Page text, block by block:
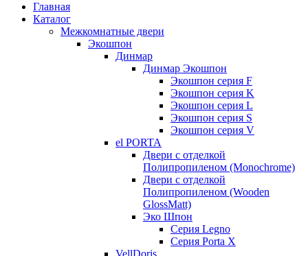
Главная
Каталог
Межкомнатные двери
Экошпон
Динмар
Динмар Экошпон
Экошпон серия F
Экошпон серия K
Экошпон серия L
Экошпон серия S
Экошпон серия V
el PORTA
Двери с отделкой
Полипропиленом (Monochrome)
Двери с отделкой
Полипропиленом (Wooden
GlossMatt)
Эко Шпон
Серия Legno
Серия Porta X
VellDoris